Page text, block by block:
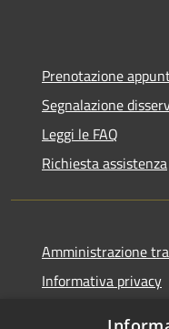
Prenotazione
Segnalazione
Leggi le FAQ
Richiesta assistenza
Amministrazione
Informativa privacy